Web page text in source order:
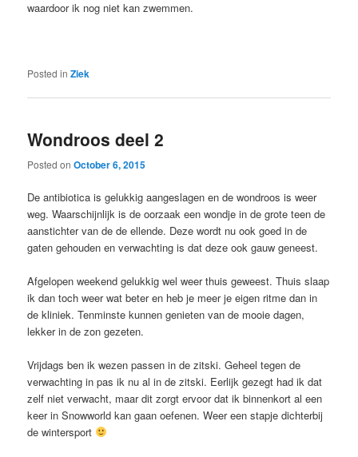
waardoor ik nog niet kan zwemmen.
Posted in Ziek
Wondroos deel 2
Posted onOctober 6, 2015
De antibiotica is gelukkig aangeslagen en de wondroos is weer
weg. Waarschijnlijk is de oorzaak een wondje in de grote teen de
aanstichter van de de ellende. Deze wordt nu ook goed in de
gaten gehouden en verwachting is dat deze ook gauw geneest.
Afgelopen weekend gelukkig wel weer thuis geweest. Thuis slaap
ik dan toch weer wat beter en heb je meer je eigen ritme dan in
de kliniek. Tenminste kunnen genieten van de mooie dagen,
lekker in de zon gezeten.
Vrijdags ben ik wezen passen in de zitski. Geheel tegen de
verwachting in pas ik nu al in de zitski. Eerlijk gezegt had ik dat
zelf niet verwacht, maar dit zorgt ervoor dat ik binnenkort al een
keer in Snowworld kan gaan oefenen. Weer een stapje dichterbij
de wintersport